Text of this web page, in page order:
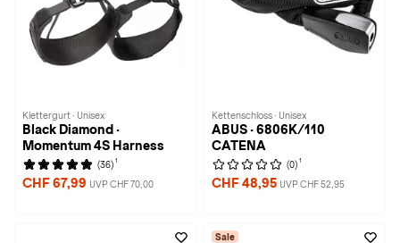
Klettergurt · Unisex
Black Diamond ·
Momentum 4S Harness
(36) 1
CHF 67,99 UVP CHF 70,00
Kettenschloss · Unisex
ABUS · 6806K/110
CATENA
(0) 1
CHF 48,95 UVP CHF 52,95
Sale